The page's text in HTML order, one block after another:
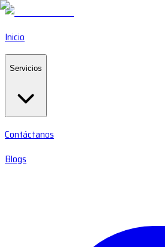
Inicio
Servicios
Contáctanos
Blogs